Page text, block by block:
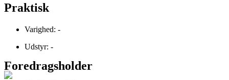
Praktisk
Varighed: -
Udstyr: -
Foredragsholder